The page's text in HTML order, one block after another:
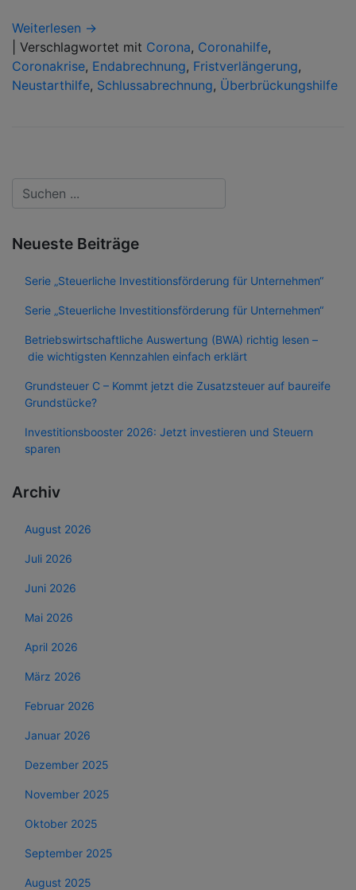
Weiterlesen →
Verschlagwortet mit Corona, Coronahilfe,
Coronakrise, Endabrechnung, Fristverlängerung,
Neustarthilfe, Schlussabrechnung, Überbrückungshilfe
Neueste Beiträge
Serie „Steuerliche Investitionsförderung für Unternehmen“
Serie „Steuerliche Investitionsförderung für Unternehmen“
Betriebswirtschaftliche Auswertung (BWA) richtig lesen –
die wichtigsten Kennzahlen einfach erklärt
Grundsteuer C – Kommt jetzt die Zusatzsteuer auf baureife
Grundstücke?
Investitionsbooster 2026: Jetzt investieren und Steuern
sparen
Archiv
August 2026
Juli 2026
Juni 2026
Mai 2026
April 2026
März 2026
Februar 2026
Januar 2026
Dezember 2025
November 2025
Oktober 2025
September 2025
August 2025